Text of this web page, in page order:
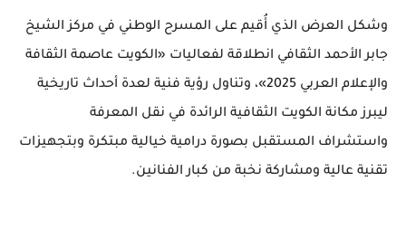
وشكل العرض الذي أُقيم على المسرح الوطني في مركز الشيخ
جابر الأحمد الثقافي انطلاقة لفعاليات «الكويت عاصمة الثقافة
والإعلام العربي 2025»، وتناول رؤية فنية لعدة أحداث تاريخية
ليبرز مكانة الكويت الثقافية الرائدة في نقل المعرفة
واستشراف المستقبل بصورة درامية خيالية مبتكرة وبتجهيزات
تقنية عالية ومشاركة نخبة من كبار الفنانين.